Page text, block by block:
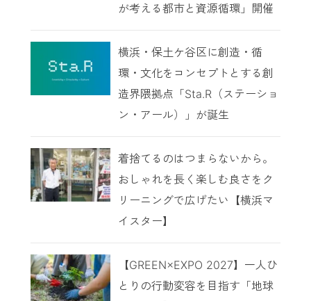
が考える都市と資源循環」開催
横浜・保土ケ谷区に創造・循
環・文化をコンセプトとする創
造界隈拠点「Sta.R（ステーショ
ン・アール）」が誕生
着捨てるのはつまらないから。
おしゃれを長く楽しむ良さをク
リーニングで広げたい【横浜マ
イスター】
【GREEN×EXPO 2027】一人ひ
とりの行動変容を目指す「地球